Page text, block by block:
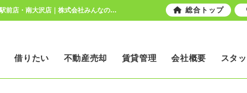
東京都 八王子市中野山王 中古一戸建て｜日野市、八王子市の総合不動産｜ピタットハウス豊田駅前店・南大沢店｜株式会社みんなのおうち
借りたい 不動産売却 賃貸管理 会社概要 スタ
総合トップ